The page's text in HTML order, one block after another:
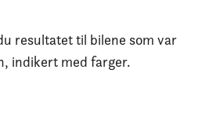
resultatet til bilene som var
indikert med farger.